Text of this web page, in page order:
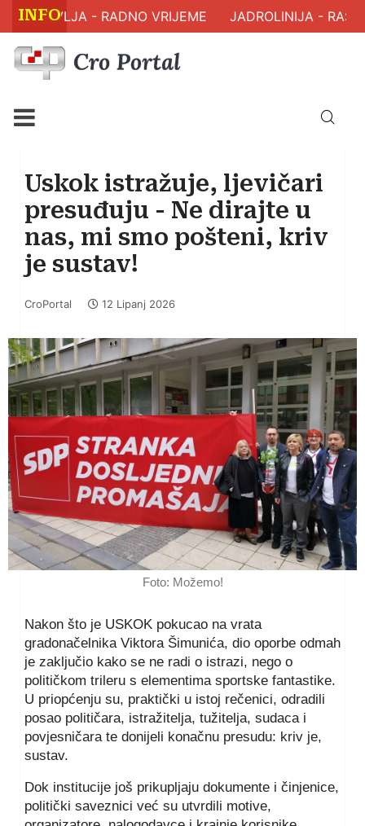
INFO
ZDRAVLJA - RADNO VRIJEME JADROLINIJA -
Uskok istražuje, ljevičari
presuđuju - Ne dirajte u
nas, mi smo pošteni, kriv
je sustav!
CroPortal 12 Lipanj 2026
Foto: Možemo!
Nakon što je USKOK pokucao na vrata
gradonačelnika Viktora Šimunića, dio oporbe odmah
je zaključio kako se ne radi o istrazi, nego o
političkom trileru s elementima sportske fantastike.
U priopćenju su, praktički u istoj rečenici, odradili
posao političara, istražitelja, tužitelja, sudaca i
povjesničara te donijeli konačnu presudu: kriv je,
sustav.
Dok institucije još prikupljaju dokumente i činjenice,
politički saveznici već su utvrdili motive,